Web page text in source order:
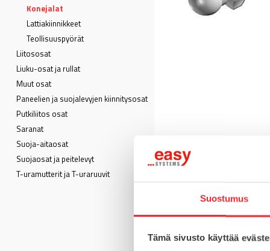
Suostumus
Tämä sivusto käyttää
Konejalat
Lattiakiinnikkeet
Teollisuuspyörät
Liitososat
Liuku-osat ja rullat
Muut osat
Paneelien ja suojalevyjen kiinnitysosat
Putkiliitos osat
Saranat
Suoja-aitaosat
Suojaosat ja peitelevyt
T-uramutterit ja T-uraruuvit
MATERIAALI
MYYNTIERÄ